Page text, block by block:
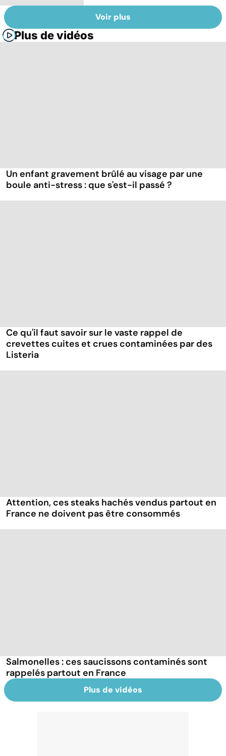
Voir plus
Plus de vidéos
Un enfant gravement brûlé au visage par une
boule anti-stress : que s'est-il passé ?
Ce qu'il faut savoir sur le vaste rappel de
crevettes cuites et crues contaminées par des
Listeria
Attention, ces steaks hachés vendus partout en
France ne doivent pas être consommés
Salmonelles : ces saucissons contaminés sont
rappelés partout en France
Plus de vidéos